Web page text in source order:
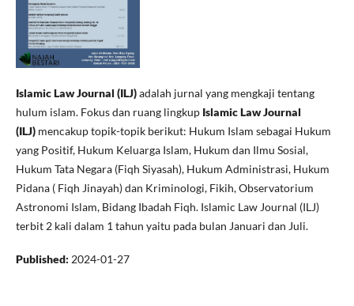
Islamic Law Journal (ILJ)adalah jurnal yang mengkaji tentang
hulum islam. Fokus dan ruang lingkup Islamic Law Journal
(ILJ)mencakup topik-topik berikut: Hukum Islam sebagai Hukum
yang Positif, Hukum Keluarga Islam, Hukum dan Ilmu Sosial,
Hukum Tata Negara (Fiqh Siyasah), Hukum Administrasi, Hukum
Pidana ( Fiqh Jinayah) dan Kriminologi, Fikih, Observatorium
Astronomi Islam, Bidang Ibadah Fiqh. Islamic Law Journal (ILJ)
terbit 2 kali dalam 1 tahun yaitu pada bulan Januari dan Juli.
Published: 2024-01-27